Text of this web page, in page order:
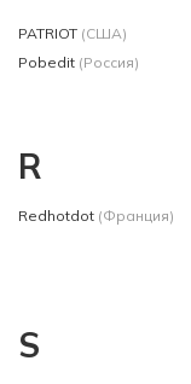
PATRIOT (США)
Pobedit (Россия)
R
Redhotdot (Франция)
S